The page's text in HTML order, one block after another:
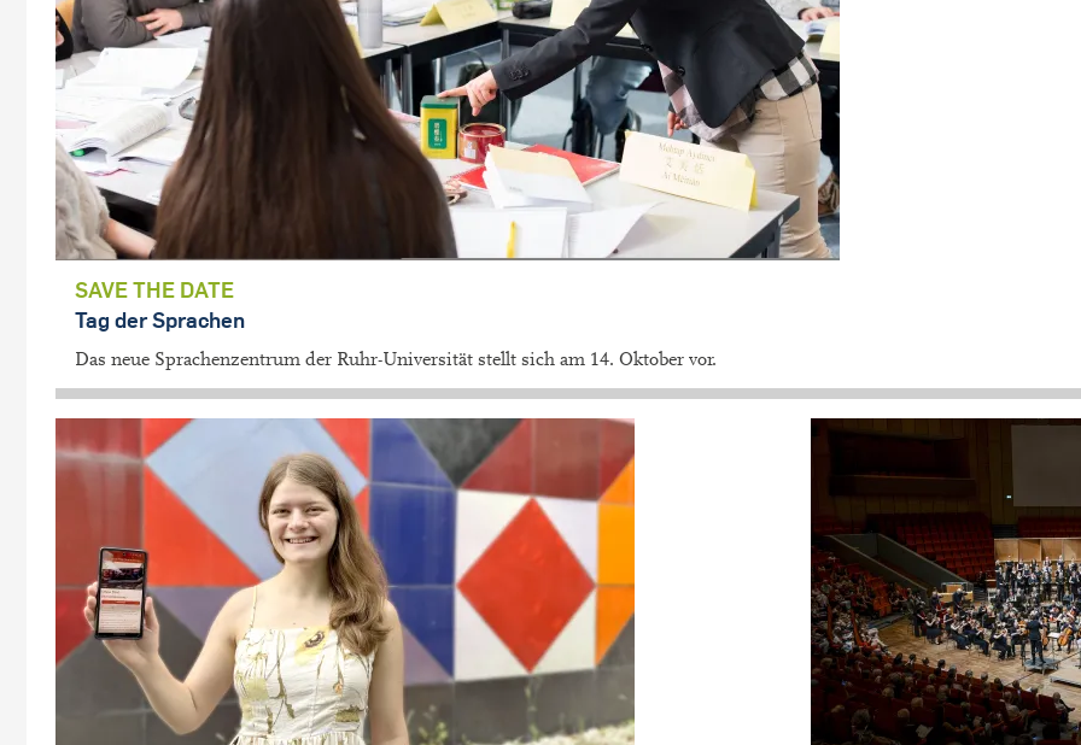
SAVE THE DATE
Tag der Sprachen
Das neue Sprachenzentrum der Ruhr-Universität stellt sich am 14. Oktober vor.